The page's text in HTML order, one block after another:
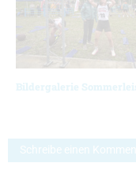
Bildergalerie
Schreibe einen